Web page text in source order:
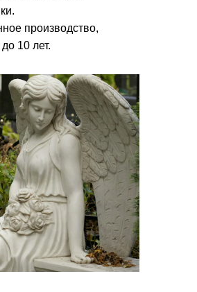
производство,
10 лет.